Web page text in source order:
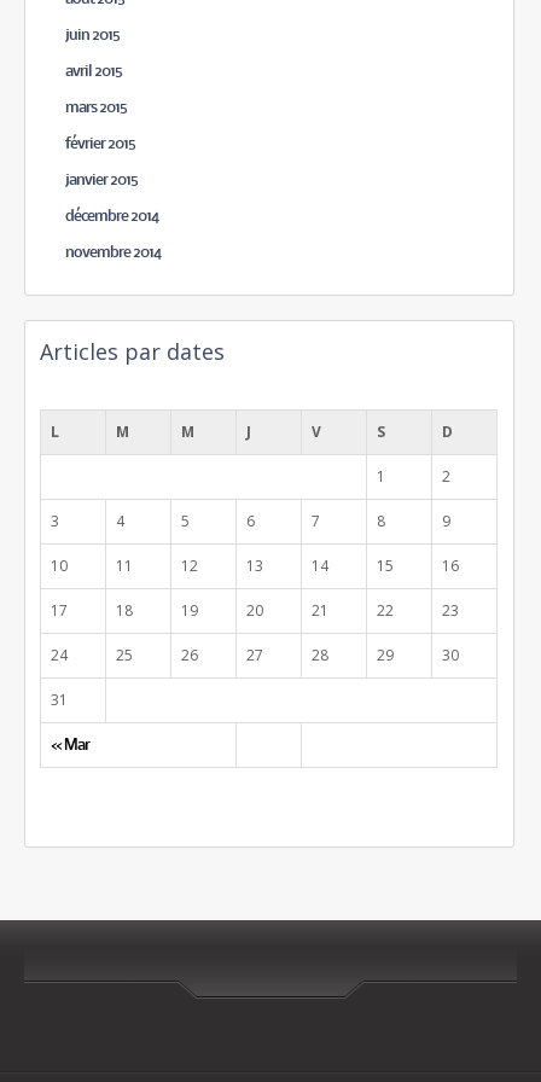
juin 2015
avril 2015
mars 2015
février 2015
janvier 2015
décembre 2014
novembre 2014
Articles par dates
L M M J V S D
« Mar
1 2
3 4 5 6 7 8 9
10 11 12 13 14 15 16
17 18 19 20 21 22 23
24 25 26 27 28 29 30
31